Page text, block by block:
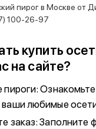
пирог в Москве от
100-26-97
купить
на сайте?
пироги:
ваши любимые
заказ: Заполните